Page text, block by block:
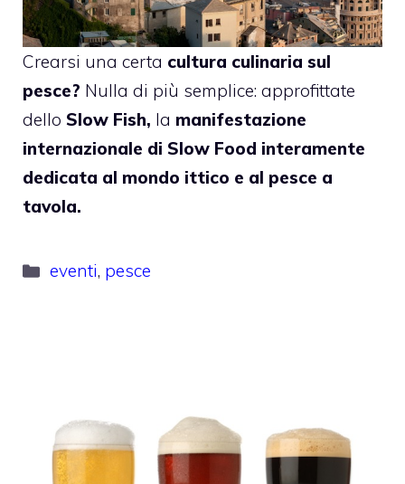
Crearsi una certa cultura culinaria sul
pesce? Nulla di più semplice: approfittate
dello Slow Fish, la manifestazione
internazionale di Slow Food interamente
dedicata al mondo ittico e al pesce a
tavola.
Categorie
eventi, pesce